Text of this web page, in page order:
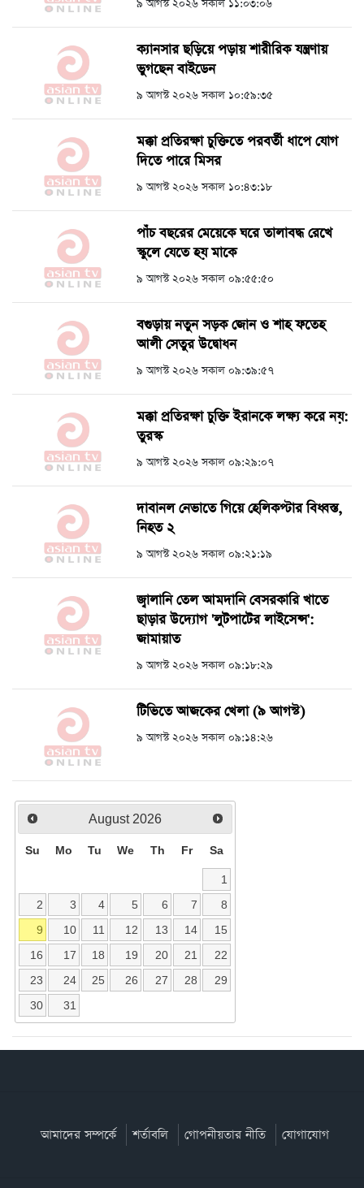
৯ আগস্ট ২০২৬ সকাল ১১:০৩:০৬
ক্যানসার ছড়িয়ে পড়ায় শারীরিক যন্ত্রণায়
ভুগছেন বাইডেন
৯ আগস্ট ২০২৬ সকাল ১০:৫৯:৩৫
মক্কা প্রতিরক্ষা চুক্তিতে পরবর্তী ধাপে যোগ
দিতে পারে মিসর
৯ আগস্ট ২০২৬ সকাল ১০:৪৩:১৮
পাঁচ বছরের মেয়েকে ঘরে তালাবদ্ধ রেখে
স্কুলে যেতে হয় মাকে
৯ আগস্ট ২০২৬ সকাল ০৯:৫৫:৫০
বগুড়ায় নতুন সড়ক জোন ও শাহ ফতেহ
আলী সেতুর উদ্বোধন
৯ আগস্ট ২০২৬ সকাল ০৯:৩৯:৫৭
মক্কা প্রতিরক্ষা চুক্তি ইরানকে লক্ষ্য করে নয়:
তুরস্ক
৯ আগস্ট ২০২৬ সকাল ০৯:২৯:০৭
দাবানল নেভাতে গিয়ে হেলিকপ্টার বিধ্বস্ত,
নিহত ২
৯ আগস্ট ২০২৬ সকাল ০৯:২১:১৯
জ্বালানি তেল আমদানি বেসরকারি খাতে
ছাড়ার উদ্যোগ 'লুটপাটের লাইসেন্স':
জামায়াত
৯ আগস্ট ২০২৬ সকাল ০৯:১৮:২৯
টিভিতে আজকের খেলা (৯ আগস্ট)
৯ আগস্ট ২০২৬ সকাল ০৯:১৪:২৬
August 2026
Su Mo Tu We Th Fr Sa
1
2
3 4 5 6 7
8
9
10 11 12 13 14
15
16
17 18 19 20 21
22
23
24 25 26 27 28
29
30
31
আমাদের সম্পর্কে শর্তাবলি গোপনীয়তার নীতি যোগাযোগ